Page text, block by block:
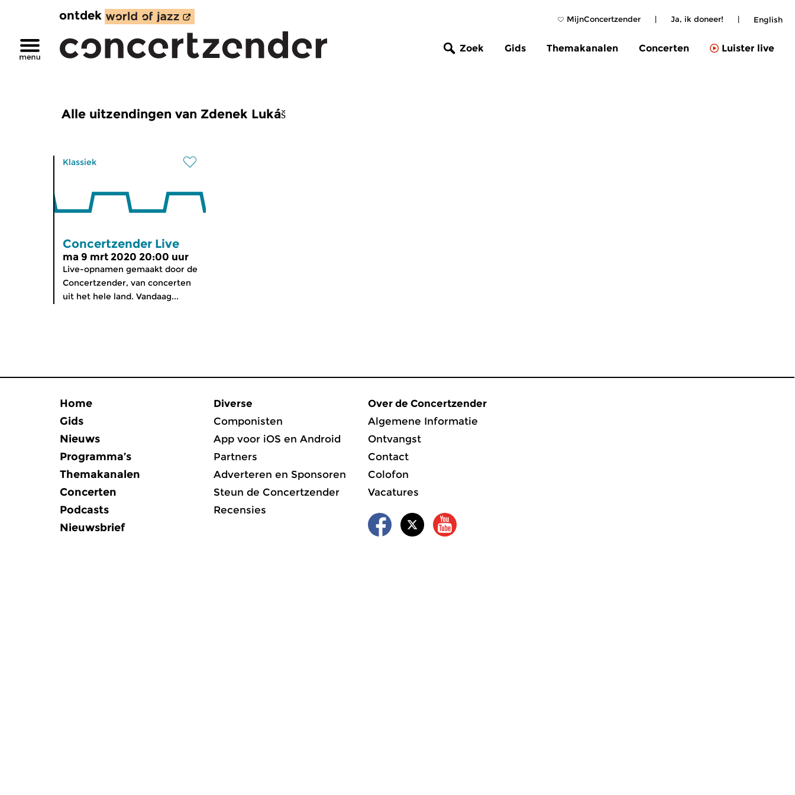
MijnConcertzender | Ja, ik doneer! | English
ontdek
Zoek Gids Themakanalen Concerten Luister live
Alle uitzendingen van Zdenek Lukáš
Klassiek
Concertzender Live
ma 9 mrt 2020 20:00 uur
Live-opnamen gemaakt door de
Concertzender, van concerten
uit het hele land. Vandaag...
Home
Gids
Nieuws
Programma’s
Themakanalen
Concerten
Podcasts
Nieuwsbrief
Diverse
Componisten
App voor iOS en Android
Partners
Adverteren en Sponsoren
Steun de Concertzender
Recensies
Over de Concertzender
Algemene Informatie
Ontvangst
Contact
Colofon
Vacatures